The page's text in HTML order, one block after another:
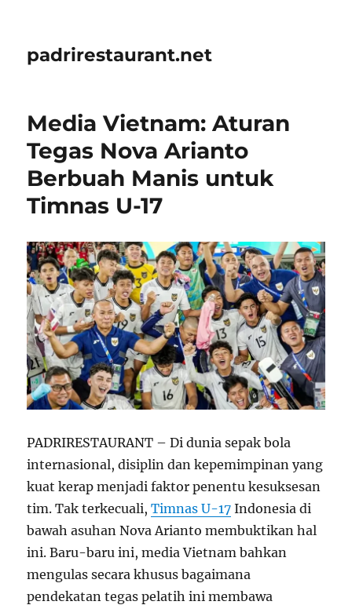
padrirestaurant.net
Media Vietnam: Aturan
Tegas Nova Arianto
Berbuah Manis untuk
Timnas U-17
PADRIRESTAURANT – Di dunia sepak bola
internasional, disiplin dan kepemimpinan yang
kuat kerap menjadi faktor penentu kesuksesan
tim. Tak terkecuali,Timnas U-17 Indonesia di
bawah asuhan Nova Arianto membuktikan hal
ini. Baru-baru ini, media Vietnam bahkan
mengulas secara khusus bagaimana
pendekatan tegas pelatih ini membawa